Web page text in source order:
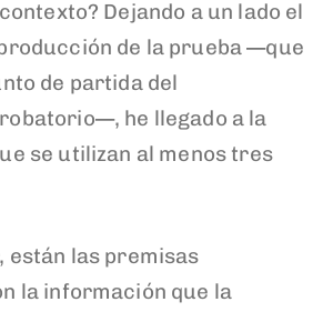
Dejando a un lado el
de la prueba —que
de partida del
he llegado a la
se utilizan al menos tres
están las premisas
la información que la